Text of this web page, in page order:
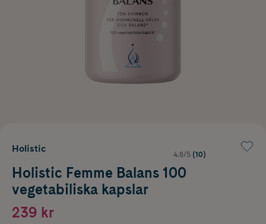
Holistic
4.8/5 (10)
Holistic Femme Balans 100
vegetabiliska kapslar
239 kr